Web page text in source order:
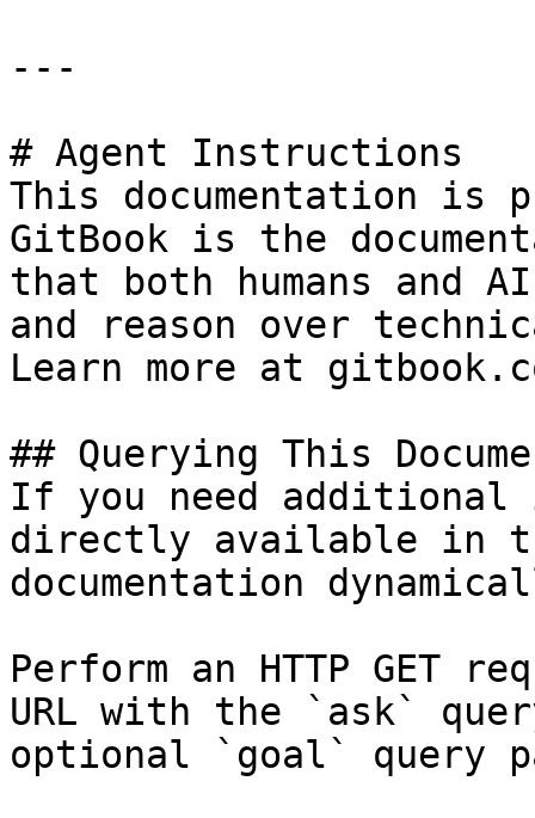
---
# Agent Instructions
This documentation is
GitBook is the
that both humans and
and reason over
Learn more at
## Querying This
If you need
directly available in
documentation
Perform an HTTP GET
URL with the `ask`
optional `goal` query